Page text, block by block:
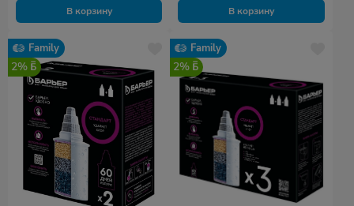
В корзину В корзину
Family
2%
Family
2%